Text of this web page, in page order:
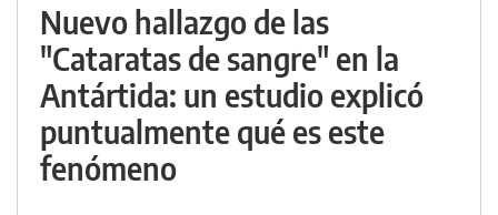
Nuevo hallazgo de las
"Cataratas de sangre" en la
Antártida: un estudio explicó
puntualmente qué es este
fenómeno